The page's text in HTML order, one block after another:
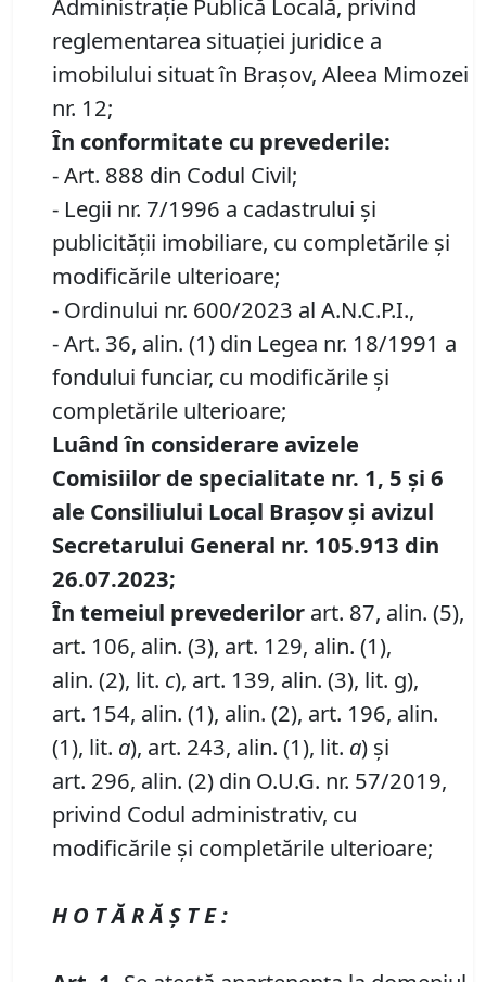
Administraţie Publică Locală, privind
reglementarea situației juridice a
imobilului situat în Brașov, Aleea Mimozei
nr. 12;
În conformitate cu prevederile:
- Art. 888 din Codul Civil;
- Legii nr. 7/1996 a cadastrului și
publicității imobiliare, cu completările și
modificările ulterioare;
- Ordinului nr. 600/2023 al A.N.C.P.I.,
- Art. 36, alin. (1) din Legea nr. 18/1991 a
fondului funciar, cu modificările și
completările ulterioare;
Luând în considerare avizele
Comisiilor de specialitate nr. 1, 5 și 6
ale Consiliului Local Brașov și avizul
Secretarului General nr. 105.913 din
26.07.2023;
În temeiul prevederilor art. 87, alin. (5),
art. 106, alin. (3), art. 129, alin. (1),
alin. (2), lit. c), art. 139, alin. (3), lit. g),
art. 154, alin. (1), alin. (2), art. 196, alin.
(1), lit. a), art. 243, alin. (1), lit. a) și
art. 296, alin. (2) din O.U.G. nr. 57/2019,
privind Codul administrativ, cu
modificările și completările ulterioare;
H O T Ă R Ă Ş T E :